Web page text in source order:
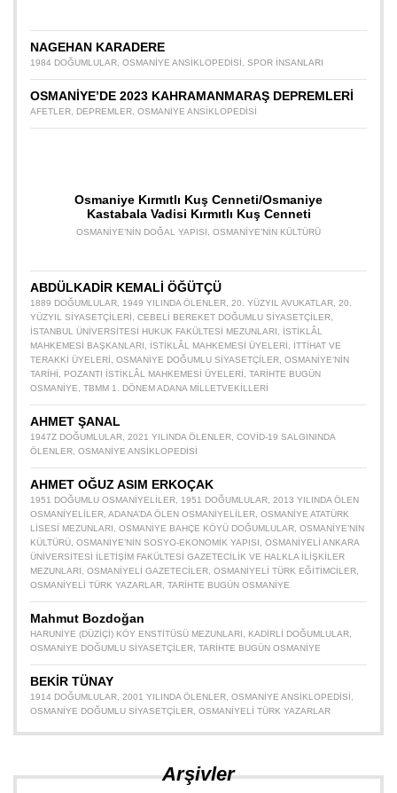
NAGEHAN KARADERE
1984 DOĞUMLULAR OSMANIYE ANSIKLOPEDISI SPOR INSANLARI
OSMANİYE’DE 2023 KAHRAMANMARAŞ DEPREMLERİ
AFETLER DEPREMLER OSMANIYE ANSIKLOPEDISI
Osmaniye Kırmıtlı Kuş Cenneti/Osmaniye
Kastabala Vadisi Kırmıtlı Kuş Cenneti
OSMANIYE’NIN DOĞAL YAPISI OSMANIYE’NIN KÜLTÜRÜ
ABDÜLKADİR KEMALİ ÖĞÜTÇÜ
1889 DOĞUMLULAR 1949 YILINDA ÖLENLER 20. YÜZYIL AVUKATLAR 20.
YÜZYIL SIYASETÇILERI
CEBELI BEREKET DOĞUMLU SIYASETÇILER
İSTANBUL ÜNIVERSITESI HUKUK FAKÜLTESI MEZUNLARI
İSTIKLÂL
MAHKEMESI BAŞKANLARI
İSTIKLÂL MAHKEMESI ÜYELERI
İTTIHAT VE
TERAKKI ÜYELERI
OSMANIYE DOĞUMLU SIYASETÇILER OSMANIYE’NIN
TARIHI
POZANTI İSTIKLÂL MAHKEMESI ÜYELERI
TARIHTE BUGÜN
OSMANIYE
TBMM 1. DÖNEM ADANA MILLETVEKILLERI
AHMET ŞANAL
1947Z DOĞUMLULAR 2021 YILINDA ÖLENLER COVID-19 SALGININDA
ÖLENLER OSMANIYE ANSIKLOPEDISI
AHMET OĞUZ ASIM ERKOÇAK
1951 DOĞUMLU OSMANIYELILER 1951 DOĞUMLULAR 2013 YILINDA ÖLEN
OSMANIYELILER ADANA’DA ÖLEN OSMANIYELILER OSMANIYE ATATÜRK
LISESI MEZUNLARI
OSMANIYE BAHÇE KÖYÜ DOĞUMLULAR OSMANIYE’NIN
KÜLTÜRÜ OSMANIYE’NIN SOSYO-EKONOMIK YAPISI
OSMANIYELI ANKARA
ÜNIVERSITESI İLETIŞIM FAKÜLTESI GAZETECILIK VE HALKLA İLIŞKILER
MEZUNLARI
OSMANIYELI GAZETECILER OSMANIYELI TÜRK EĞITIMCILER
OSMANIYELI TÜRK YAZARLAR TARIHTE BUGÜN OSMANIYE
Mahmut Bozdoğan
HARUNIYE (DÜZIÇI) KÖY ENSTITÜSÜ MEZUNLARI KADIRLI DOĞUMLULAR
OSMANIYE DOĞUMLU SIYASETÇILER TARIHTE BUGÜN OSMANIYE
BEKİR TÜNAY
1914 DOĞUMLULAR 2001 YILINDA ÖLENLER OSMANIYE ANSIKLOPEDISI
OSMANIYE DOĞUMLU SIYASETÇILER OSMANIYELI TÜRK YAZARLAR
Arşivler